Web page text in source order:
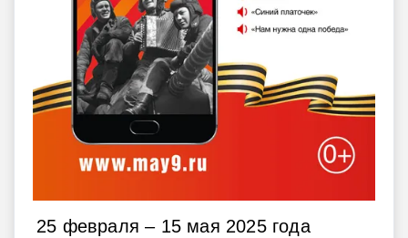
25 февраля – 15 мая 2025 года